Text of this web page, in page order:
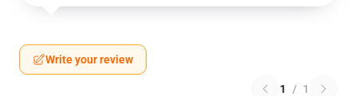
Write your review
1 / 1